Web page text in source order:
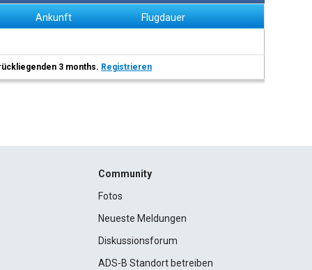
Ankunft Flugdauer
3 months. Registrieren
Community
Fotos
Neueste Meldungen
Diskussionsforum
ADS-B Standort betreiben